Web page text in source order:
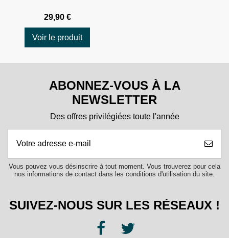
29,90 €
Voir le produit
ABONNEZ-VOUS À LA
NEWSLETTER
Des offres privilégiées toute l'année
Vous pouvez vous désinscrire à tout moment. Vous trouverez pour cela
nos informations de contact dans les conditions d'utilisation du site.
SUIVEZ-NOUS SUR LES RÉSEAUX !